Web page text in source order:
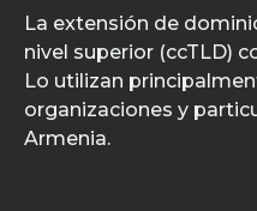
La extensión de
nivel superior (ccTLD)
Lo utilizan
organizaciones y
Armenia.